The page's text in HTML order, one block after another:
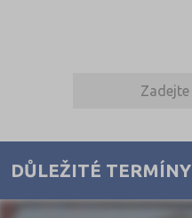
DŮLEŽITÉ TERMÍNY